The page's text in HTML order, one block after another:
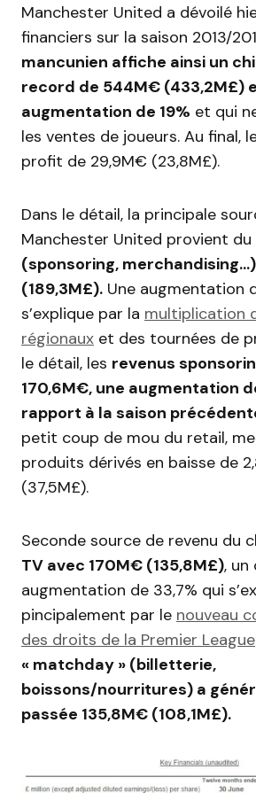
Manchester United a dévoilé
financiers sur la saison 2013/
mancunien affiche ainsi un
record de 544M€ (433,2M£)
augmentation de 19% et qui
les ventes de joueurs. Au final,
profit de 29,9M€ (23,8M£).
Dans le détail, la principale
Manchester United provient du
(sponsoring,
(189,3M£). Une augmentation
s’explique par la multiplication
régionaux et des tournées de
le détail, les revenus
170,6M€, une augmentation
rapport à la saison
petit coup de mou du retail,
produits dérivés en baisse de
(37,5M£).
Seconde source de revenu du
TV avec 170M€ (135,8M£), un
augmentation de 33,7% qui
pincipalement par le nouveau
des droits de la Premier League
« matchday » (billetterie,
boissons/nourritures) a
passée 135,8M€ (108,1M£).